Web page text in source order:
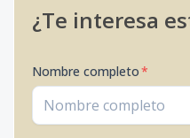
¿Te interesa
Nombre completo*